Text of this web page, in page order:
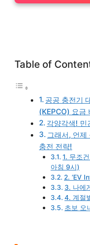
Table of
공공 충전기
(KEPCO) 요금
각양각색! 민
그래서, 언
충전 전략!
1. 무조
아침 9시)
2. ‘EV
3. 나에
4. 계절
초보 오